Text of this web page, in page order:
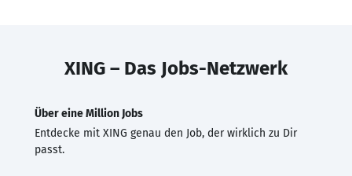
XING – Das Jobs-Netzwerk
Über eine Million Jobs
Entdecke mit XING genau den Job, der wirklich zu Dir
passt.